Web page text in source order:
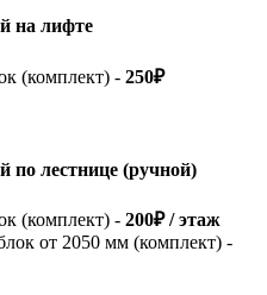
на лифте
(комплект) - 250₽
лестнице (ручной)
(комплект) - 200₽ / этаж
от 2050 мм (комплект) -